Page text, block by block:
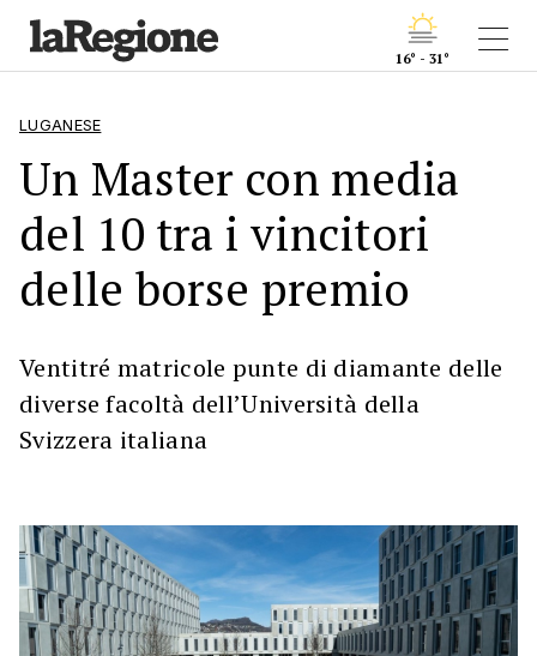
16° - 31°
LUGANESE
Un Master con media
del 10 tra i vincitori
delle borse premio
Ventitré matricole punte di diamante delle
diverse facoltà dell’Università della
Svizzera italiana